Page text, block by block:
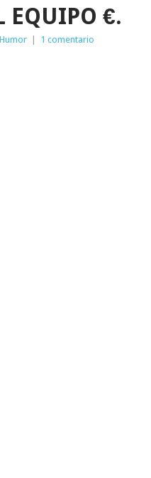
EQUIPO €.
Humor 1 comentario